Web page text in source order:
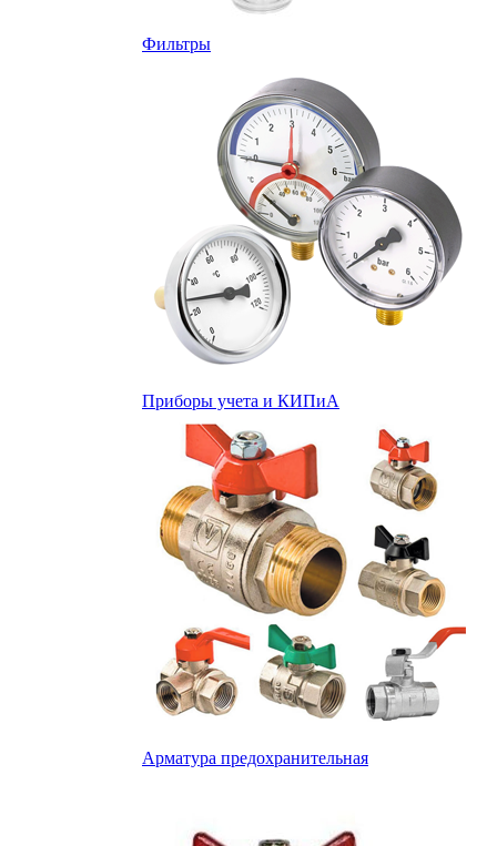
Фильтры
Приборы учета и КИПиА
Арматура предохранительная